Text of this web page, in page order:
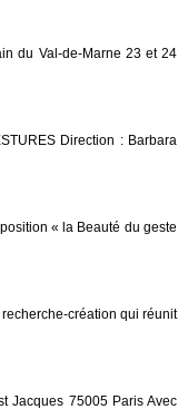
du Val-de-Marne 23 et 24
Direction : Barbara
« la Beauté du geste
création qui réunit
Jacques 75005 Paris Avec